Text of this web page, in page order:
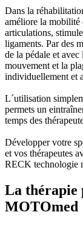
Dans la
améliore la mobilité
articulations,
ligaments. Par des
de la pédale et avec
mouvement et la
individuellement et
L´utilisation
permets un
temps des
Développer votre
et vos thérapeutes
RECK technologie
La thérapie
MOTOmed